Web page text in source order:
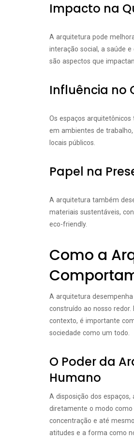
Impacto na
A arquitetura pode
interação social, a saúde
são aspectos que
Influência no
Os espaços
em ambientes de
locais públicos.
Papel na
A arquitetura também
materiais sustentáveis,
eco-friendly.
Como a
A arquitetura
construído ao nosso
contexto, é importante
sociedade como um todo.
O Poder da
Humano
A disposição dos
diretamente o modo
concentração e até
atitudes e a forma como